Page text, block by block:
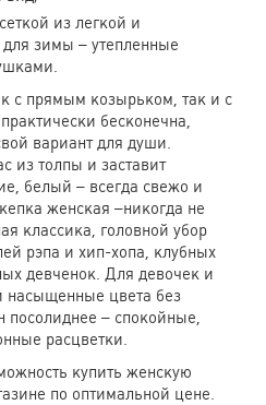
из легкой и
зимы – утепленные
с прямым козырьком, так и с
бесконечна,
вариант для души.
из толпы и заставит
белый – всегда свежо и
женская –никогда не
классика, головной убор
рэпа и хип-хопа, клубных
девченок. Для девочек и
цвета без
– спокойные,
расцветки.
купить женскую
по оптимальной цене.